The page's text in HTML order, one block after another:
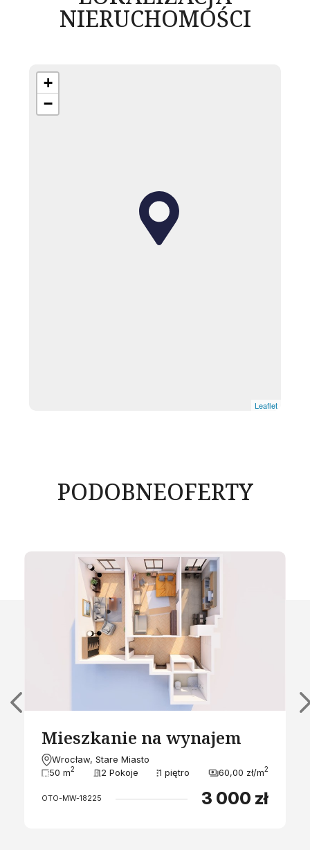
NIERUCHOMOŚCI
+
−
Leaflet
PODOBNEOFERTY
Mieszkanie na wynajem
Wrocław, Stare Miasto
50 m2 2 Pokoje 1 piętro 60,00 zł/m2
OTO-MW-18225 3 000 zł